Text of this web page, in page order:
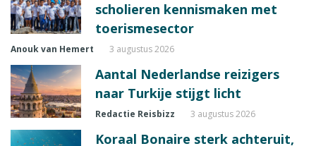
scholieren kennismaken met
toerismesector
Anouk van Hemert 3 augustus 2026
Aantal Nederlandse reizigers
naar Turkije stijgt licht
Redactie Reisbizz 3 augustus 2026
Koraal Bonaire sterk achteruit,